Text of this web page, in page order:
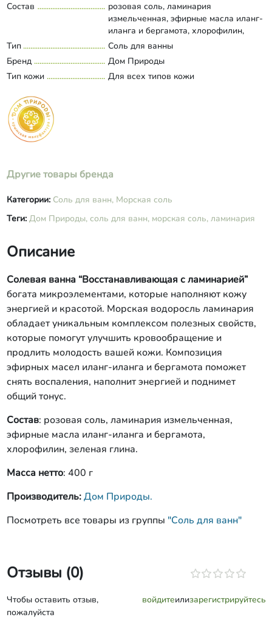
Состав
розовая соль, ламинария
измельченная, эфирные масла иланг-
иланга и бергамота, хлорофилин,
зеленая глина.
Развернуть состав
Тип
Соль для ванны
Бренд
Дом Природы
Тип кожи
Для всех типов кожи
Другие товары бренда
Категории: Соль для ванн, Морская соль
Теги: Дом Природы, соль для ванн, морская соль, ламинария
Описание
Солевая ванна “Восстанавливающая с ламинарией”
богата микроэлементами, которые наполняют кожу
энергией и красотой. Морская водоросль ламинария
обладает уникальным комплексом полезных свойств,
которые помогут улучшить кровообращение и
продлить молодость вашей кожи. Композиция
эфирных масел иланг-иланга и бергамота поможет
снять воспаления, наполнит энергией и поднимет
общий тонус.
Состав: розовая соль, ламинария измельченная,
эфирные масла иланг-иланга и бергамота,
хлорофилин, зеленая глина.
Масса нетто: 400 г
Производитель:Дом Природы.
Посмотреть все товары из группы "Соль для ванн"
Отзывы (0)
Чтобы оставить отзыв,
пожалуйста
войдитеилизарегистрируйтесь